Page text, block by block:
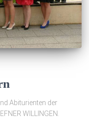
Abiturienten der
WILLINGEN.